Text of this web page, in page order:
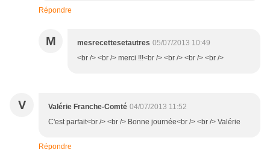
Répondre
M mesrecettesetautres 05/07/2013 10:49
<br /> <br /> merci !!!<br /> <br /> <br /> <br />
V Valérie Franche-Comté 04/07/2013 11:52
C'est parfait<br /> <br /> Bonne journée<br /> <br /> Valérie
Répondre